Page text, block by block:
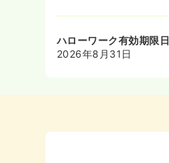
ハローワーク有効期限日
2026年8月31日